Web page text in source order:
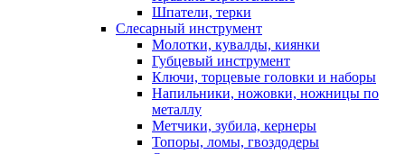
Шпатели, терки
Слесарный инструмент
Молотки, кувалды, киянки
Губцевый инструмент
Ключи, торцевые головки и наборы
Напильники, ножовки, ножницы по
металлу
Метчики, зубила, кернеры
Топоры, ломы, гвоздодеры